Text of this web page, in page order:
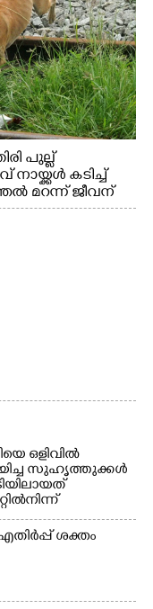
പുല്ല്
കടിച്ച്
മറന്ന് ജീവന്
ഒളിവിൽ
സുഹൃത്തുക്കൾ
ശക്തം